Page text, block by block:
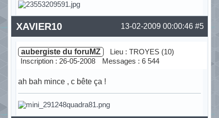
Hors ligne #5
13-02-2009 00:00:46
XAVIER10
aubergiste du foruMZ
Lieu : TROYES (10)
Inscription : 26-05-2008
Messages : 6 544
ah bah mince , c bête ça !